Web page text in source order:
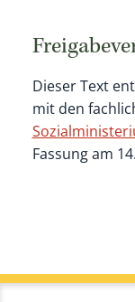
Dieser Text
mit den
Fassung am